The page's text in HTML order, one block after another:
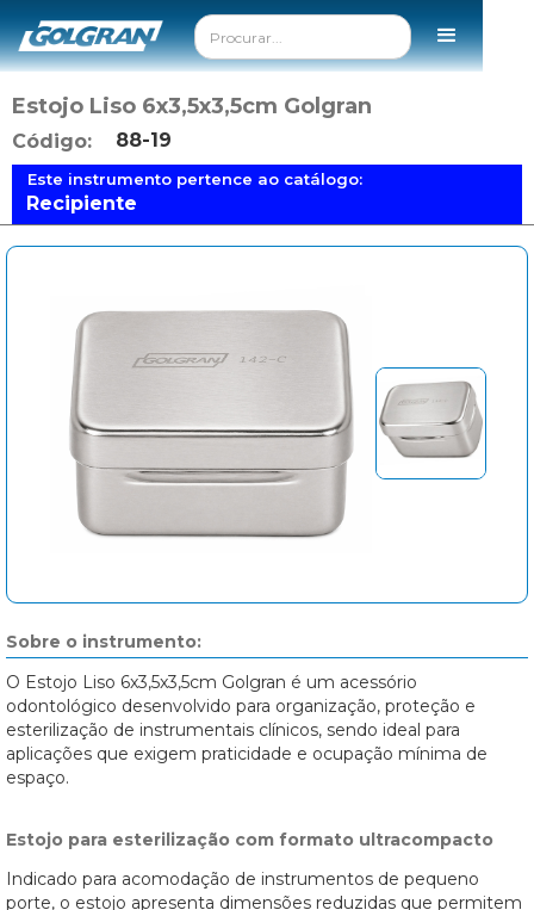
Estojo Liso 6x3,5x3,5cm Golgran
Código: 88-19
Este instrumento pertence ao catálogo:
Recipiente
Sobre o instrumento:
O Estojo Liso 6x3,5x3,5cm Golgran é um acessório
odontológico desenvolvido para organização, proteção e
esterilização de instrumentais clínicos, sendo ideal para
aplicações que exigem praticidade e ocupação mínima de
espaço.
Estojo para esterilização com formato ultracompacto
Indicado para acomodação de instrumentos de pequeno
porte, o estojo apresenta dimensões reduzidas que permitem